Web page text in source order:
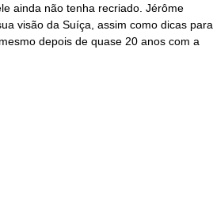
ainda não tenha recriado. Jérôme
visão da Suíça, assim como dicas para
depois de quase 20 anos com a